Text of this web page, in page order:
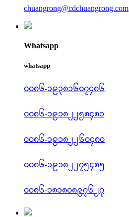
chuangrong@cdchuangrong.com
Whatsapp
whatsapp
၀၀၈၆-၁၉၃၈၁၆၀၇၄၈၆
၀၀၈၆-၁၉၁၈၂၂၅၈၄၈၁
၀၀၈၆-၁၉၁၈၂၂၆၀၄၈၀
၀၀၈၆-၁၉၁၈၂၂၇၅၄၈၅
၀၀၈၆-၁၈၁၈၀၈၉၇၆၂၇